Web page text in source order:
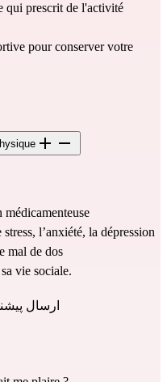
qui prescrit de l'activité
pour conserver votre
l’anxiété, la dépression
mal de dos
vie sociale.
ارسال